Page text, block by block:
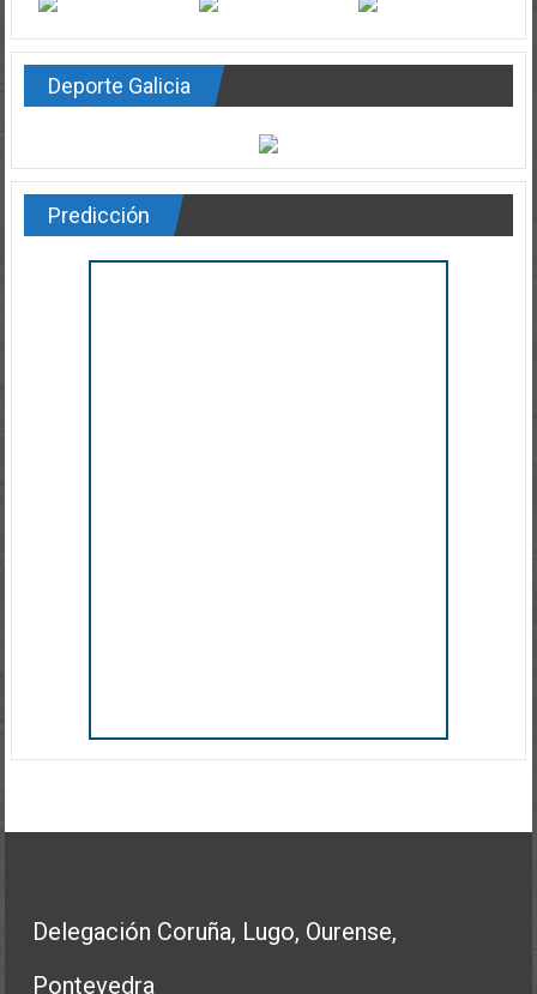
Deporte Galicia
Predicción
Delegación Coruña, Lugo, Ourense,
Pontevedra